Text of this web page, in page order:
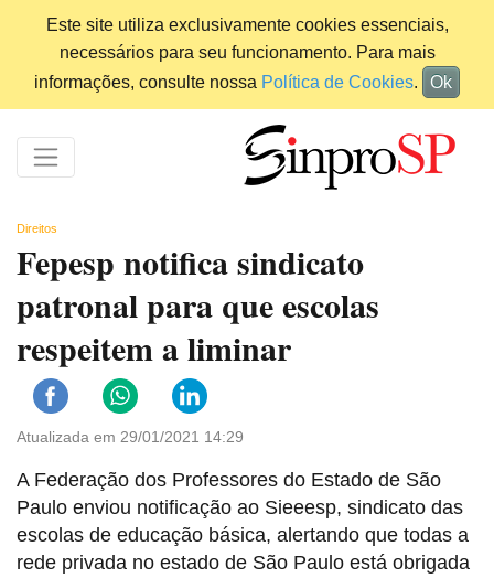
Este site utiliza exclusivamente cookies essenciais,
necessários para seu funcionamento. Para mais
informações, consulte nossa Política de Cookies. Ok
Direitos
Fepesp notifica sindicato
patronal para que escolas
respeitem a liminar
Atualizada em 29/01/2021 14:29
A Federação dos Professores do Estado de São
Paulo enviou notificação ao Sieeesp, sindicato das
escolas de educação básica, alertando que todas a
rede privada no estado de São Paulo está obrigada